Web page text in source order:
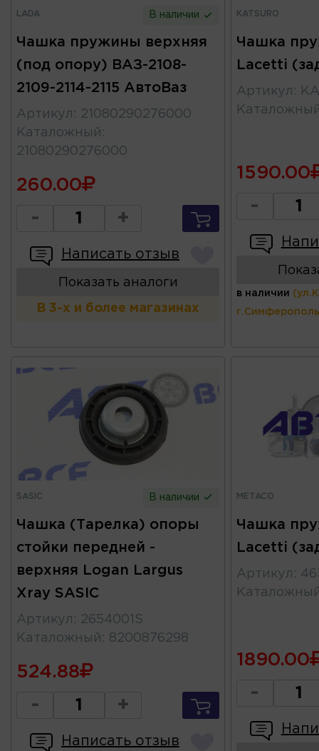
LADA В наличии
Чашка пружины верхняя
(под опору) ВАЗ-2108-
2109-2114-2115 АвтоВаз
Артикул : 21080290276000
Каталожный :
21080290276000
260.00
- +
Написать отзыв
Показать аналоги
В 3-х и более магазинах
KATSURO
Чашка
Lacetti
Артикул :
1590.00
-
в наличии
SASIC В наличии
Чашка (Тарелка) опоры
стойки передней -
верхняя Logan Largus
Xray SASIC
Артикул : 2654001S
Каталожный : 8200876298
524.88
- +
Написать отзыв
METACO
Чашка
Lacetti
Артикул :
1890.00
-